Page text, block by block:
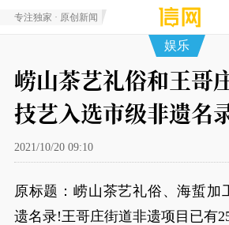
专注独家 · 原创新闻
娱乐
崂山茶艺礼俗和王哥
技艺入选市级非遗名
2021/10/20 09:10
原标题：崂山茶艺礼俗、海蜇加
遗名录!王哥庄街道非遗项目已有